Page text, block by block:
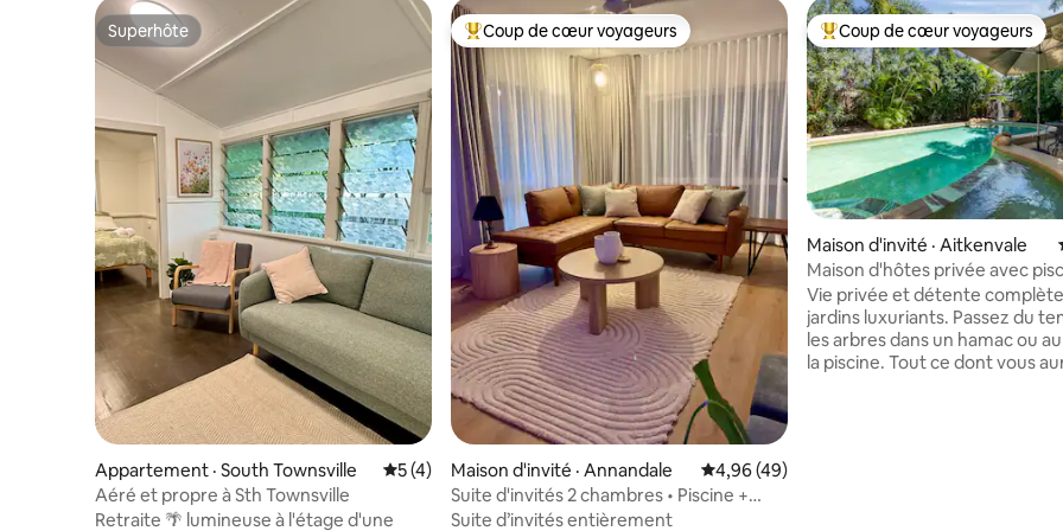
Superhôte
Superhôte
Appartement · South Townsville Note moyenne de 5 sur 5, 4 commentaires
5 (4)
Aéré et propre à Sth Townsville
Retraite 🌴 lumineuse à l'étage d'une
Coup de cœur voyageurs parmi les plus aimés
Coup de cœur voyageurs
Maison d'invité · Annandale Note moyenne de 4,96 sur 5, 49
4,96 (49)
Suite d'invités 2 chambres • Piscine +
Salle de sport • Proche de l'université
Suite d’invités entièrement
Coup de cœur voyageurs
Coup de cœur voyageurs
Maison d'invité · Aitkenvale
Maison d'hôtes privée avec
tropicale.
Vie privée et détente
jardins luxuriants. Passez du
les arbres dans un hamac ou
la piscine. Tout ce dont vous